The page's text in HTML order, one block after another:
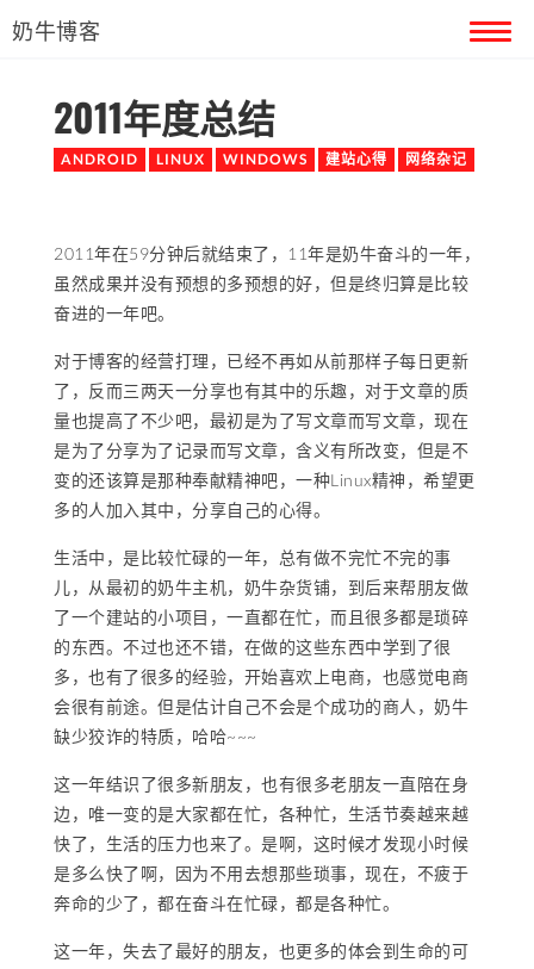
奶牛博客
留言本
2011年度总结
ANDROID LINUX WINDOWS 建站心得 网络杂记
2011年在59分钟后就结束了，11年是奶牛奋斗的一年，
虽然成果并没有预想的多预想的好，但是终归算是比较
奋进的一年吧。
对于博客的经营打理，已经不再如从前那样子每日更新
了，反而三两天一分享也有其中的乐趣，对于文章的质
量也提高了不少吧，最初是为了写文章而写文章，现在
是为了分享为了记录而写文章，含义有所改变，但是不
变的还该算是那种奉献精神吧，一种Linux精神，希望更
多的人加入其中，分享自己的心得。
生活中，是比较忙碌的一年，总有做不完忙不完的事
儿，从最初的奶牛主机，奶牛杂货铺，到后来帮朋友做
了一个建站的小项目，一直都在忙，而且很多都是琐碎
的东西。不过也还不错，在做的这些东西中学到了很
多，也有了很多的经验，开始喜欢上电商，也感觉电商
会很有前途。但是估计自己不会是个成功的商人，奶牛
缺少狡诈的特质，哈哈~~~
这一年结识了很多新朋友，也有很多老朋友一直陪在身
边，唯一变的是大家都在忙，各种忙，生活节奏越来越
快了，生活的压力也来了。是啊，这时候才发现小时候
是多么快了啊，因为不用去想那些琐事，现在，不疲于
奔命的少了，都在奋斗在忙碌，都是各种忙。
这一年，失去了最好的朋友，也更多的体会到生命的可